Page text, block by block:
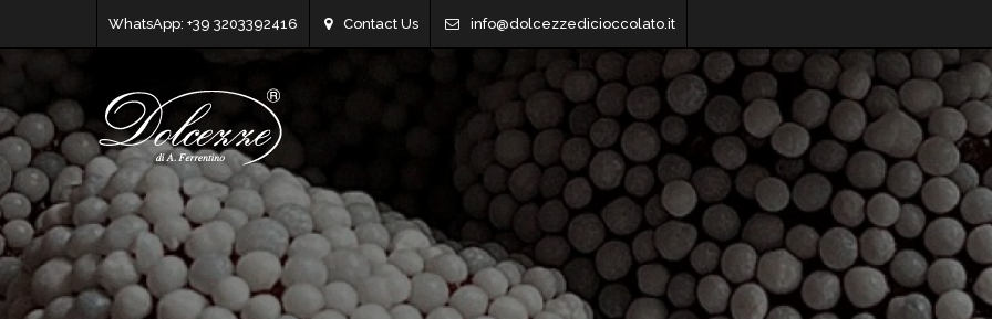
WhatsApp: +39 3203392416 Contact Us info@dolcezzedicioccolato.it